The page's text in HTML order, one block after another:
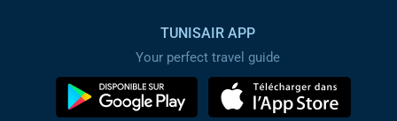
TUNISAIR APP
Your perfect travel guide